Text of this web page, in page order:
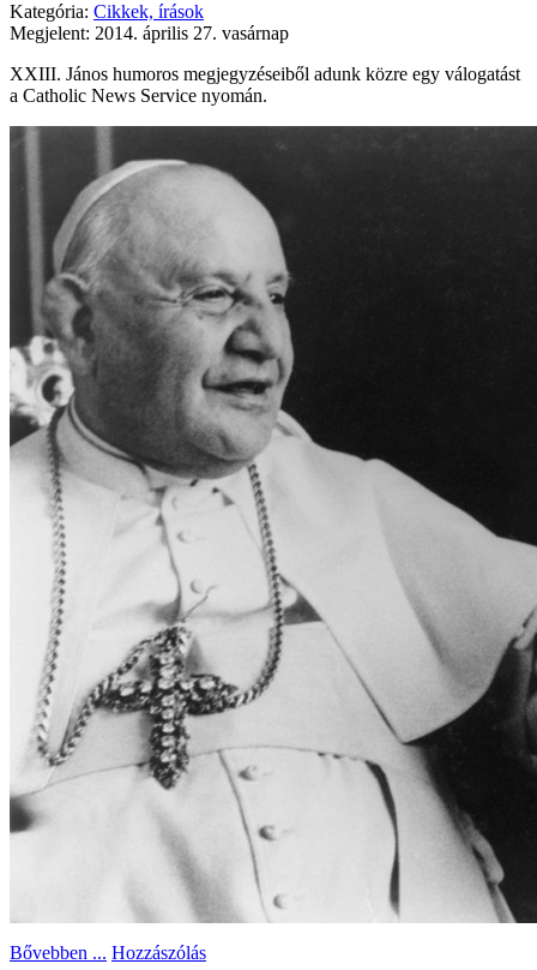
Kategória: Cikkek, írások
Megjelent: 2014. április 27. vasárnap
XXIII. János humoros megjegyzéseiből adunk közre egy válogatást
a Catholic News Service nyomán.
Bővebben ... Hozzászólás